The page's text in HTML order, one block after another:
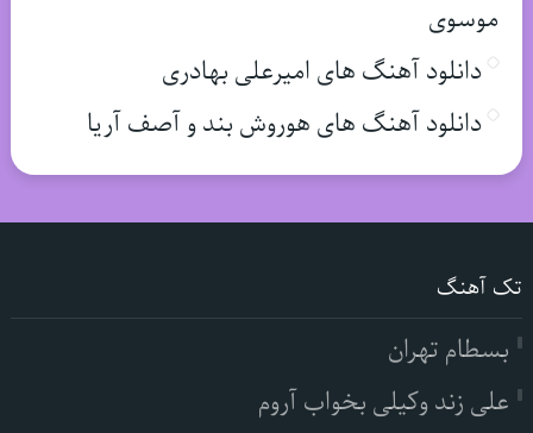
موسوی
دانلود آهنگ های امیرعلی بهادری
دانلود آهنگ های هوروش بند و آصف آریا
تک آهنگ
بسطام تهران
علی زند وکیلی بخواب آروم